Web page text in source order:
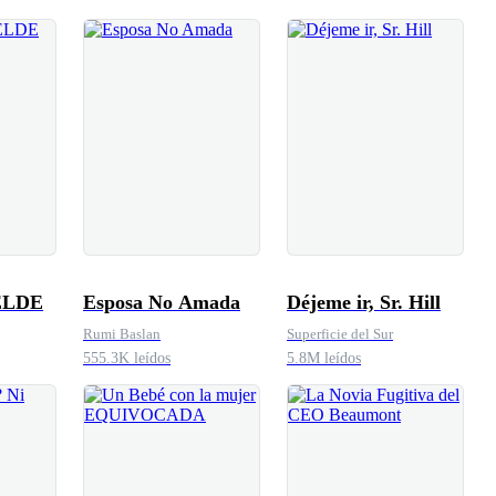
Esposa No Amada
Rumi Baslan
555.3K leídos
Déjeme ir, Sr. Hill
Superficie del Sur
5.8M leídos